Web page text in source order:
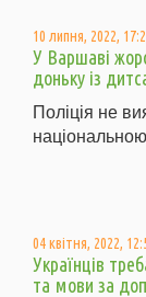
10 липня, 2022,
У Варшаві
доньку із
Поліція не
04 квітня, 2022,
Українців
та мови за